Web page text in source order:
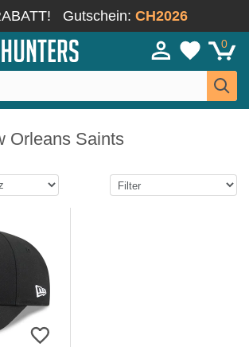
Gutschein: CH2026
0
Orleans Saints